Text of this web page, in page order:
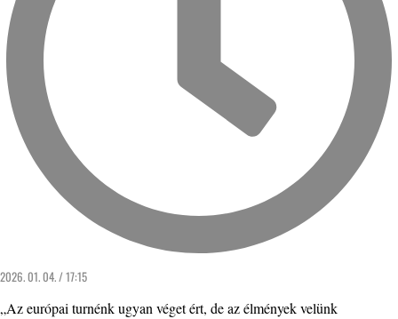
2026. 01. 04. / 17:15
„Az európai turnénk ugyan véget ért, de az élmények velünk